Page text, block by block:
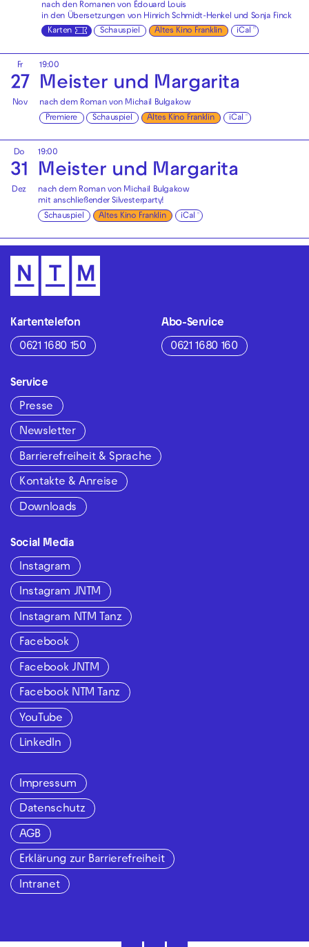
nach den Romanen von Édouard Louis
in den Übersetzungen von Hinrich Schmidt-Henkel und Sonja Finck
Karten
Schauspiel Altes Kino Franklin iCal
Fr
27
Nov
19:00
Meister und Margarita
nach dem Roman von Michail Bulgakow
Premiere
Schauspiel Altes Kino Franklin iCal
Do
31
Dez
19:00
Meister und Margarita
nach dem Roman von Michail Bulgakow
mit anschließenderSilvesterparty!
Schauspiel
Altes Kino Franklin iCal
Kartentelefon
0621 1680 150
Abo-Service
0621 1680 160
Service
Presse
Newsletter
Barrierefreiheit & Sprache
Kontakte & Anreise
Downloads
Social Media
Instagram
Instagram JNTM
Instagram NTM Tanz
Facebook
Facebook JNTM
Facebook NTM Tanz
YouTube
LinkedIn
Impressum
Datenschutz
AGB
Erklärung zur Barrierefreiheit
Intranet